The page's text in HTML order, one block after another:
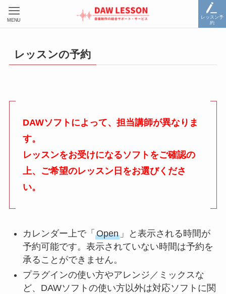
レッスン予
約
MENU
レッスンの予約
DAWソフトによって、担当講師が異なりま
す。
レッスンをお受けになるソフトをご確認の
上、ご希望のレッスン日をお選びくださ
い。
カレンダー上で「 Open」と表示される時間が
予約可能です。表示されていない時間は予約を
承ることができません。
プラグインの使い方やアレンジ／ミックスな
ど、DAWソフトの使い方以外は対応ソフトに関